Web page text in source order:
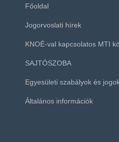
Főoldal
Jogorvoslati hírek
KNOÉ-val kapcsolatos MTI
SAJTÓSZOBA
Egyesületi szabályok és
Általános információk